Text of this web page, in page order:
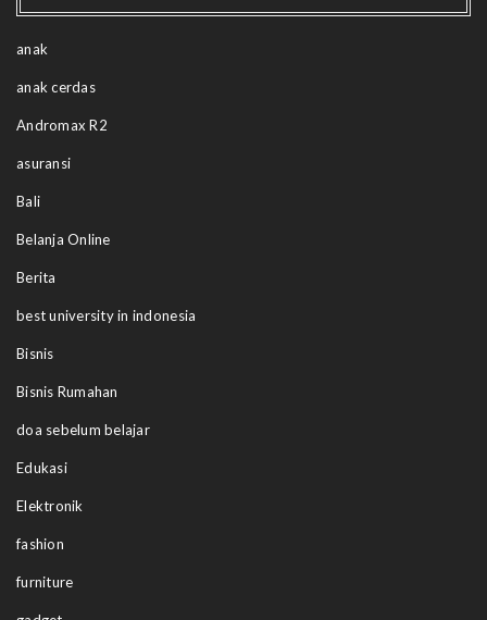
anak
anak cerdas
Andromax R2
asuransi
Bali
Belanja Online
Berita
best university in indonesia
Bisnis
Bisnis Rumahan
doa sebelum belajar
Edukasi
Elektronik
fashion
furniture